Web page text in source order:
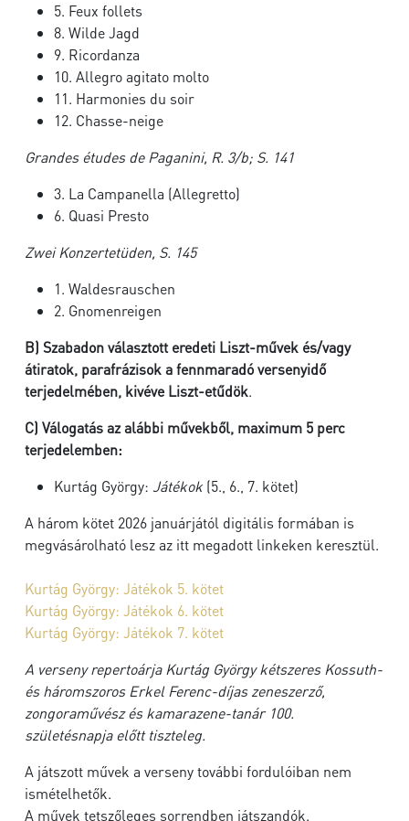
5. Feux follets
8. Wilde Jagd
9. Ricordanza
10. Allegro agitato molto
11. Harmonies du soir
12. Chasse-neige
Grandes études de Paganini, R. 3/b; S. 141
3. La Campanella (Allegretto)
6. Quasi Presto
Zwei Konzertetüden, S. 145
1. Waldesrauschen
2. Gnomenreigen
B) Szabadon választott eredeti Liszt-művek és/vagy
átiratok, parafrázisok a fennmaradó versenyidő
terjedelmében, kivéve Liszt-etűdök.
C) Válogatás az alábbi művekből, maximum 5 perc
terjedelemben:
Kurtág György: Játékok(5., 6., 7. kötet)
A három kötet 2026 januárjától digitális formában is
megvásárolható lesz az itt megadott linkeken keresztül.
Kurtág György: Játékok 5. kötet
Kurtág György: Játékok 6. kötet
Kurtág György: Játékok 7. kötet
A verseny repertoárja Kurtág György kétszeres Kossuth-
és háromszoros Erkel Ferenc-díjas zeneszerző,
zongoraművész és kamarazene-tanár 100.
születésnapja előtt tiszteleg.
A játszott művek a verseny további fordulóiban nem
ismételhetők.
A művek tetszőleges sorrendben játszandók.